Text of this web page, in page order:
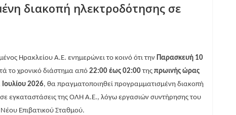
διακοπή ηλεκτροδότησης σε
Ηρακλείου Α.Ε. ενημερώνει το κοινό ότι την Παρασκευή 10
το χρονικό διάστημα από 22:00 έως 02:00 της πρωινής ώρας
2026, θα πραγματοποιηθεί προγραμματισμένη διακοπή
εγκαταστάσεις της ΟΛΗ Α.Ε., λόγω εργασιών συντήρησης του
Επιβατικού Σταθμού.